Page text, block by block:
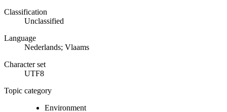
Classification
Unclassified
Language
Nederlands; Vlaams
Character set
UTF8
Topic category
Environment